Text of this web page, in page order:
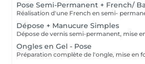
Pose Semi-Permanent + French/
Dépose + Manucure Simples
Ongles en Gel - Pose